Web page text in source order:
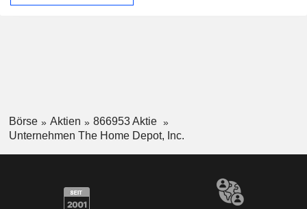
Börse Aktien
866953 Aktie
Unternehmen The Home Depot, Inc.